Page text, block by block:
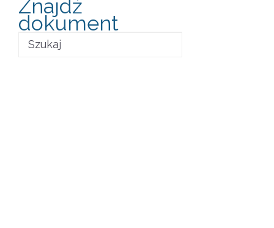
Znajdź
dokument